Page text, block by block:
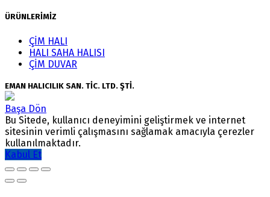
ÜRÜNLERİMİZ
ÇİM HALI
HALI SAHA HALISI
ÇİM DUVAR
EMAN HALICILIK SAN. TİC. LTD. ŞTİ.
Başa Dön
Bu Sitede, kullanıcı deneyimini geliştirmek ve internet
sitesinin verimli çalışmasını sağlamak amacıyla çerezler
kullanılmaktadır.
Kabul Et